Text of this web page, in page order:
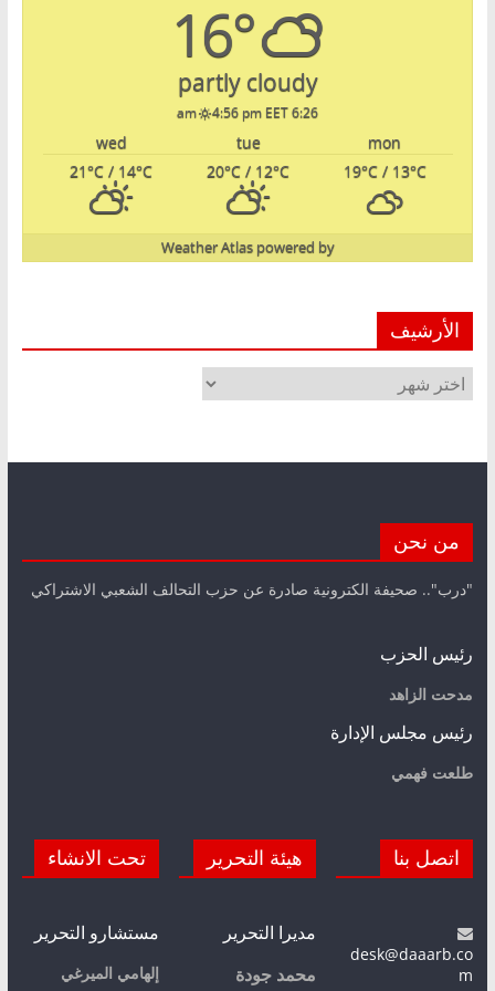
16°
partly cloudy
6:26 am
4:56 pm EET
mon
tue
wed
19°C/ 13°C
20°C / 12°C
21°C / 14°C
powered by
Weather Atlas
الأرشيف
الأرشيف
من نحن
"درب".. صحيفة الكترونية صادرة عن حزب التحالف الشعبي الاشتراكي
رئيس الحزب
مدحت الزاهد
رئيس مجلس الإدارة
طلعت فهمي
اتصل بنا
desk@daaarb.co
m
هيئة التحرير
مديرا التحرير
محمد جودة
تحت الانشاء
مستشارو التحرير
إلهامي الميرغي